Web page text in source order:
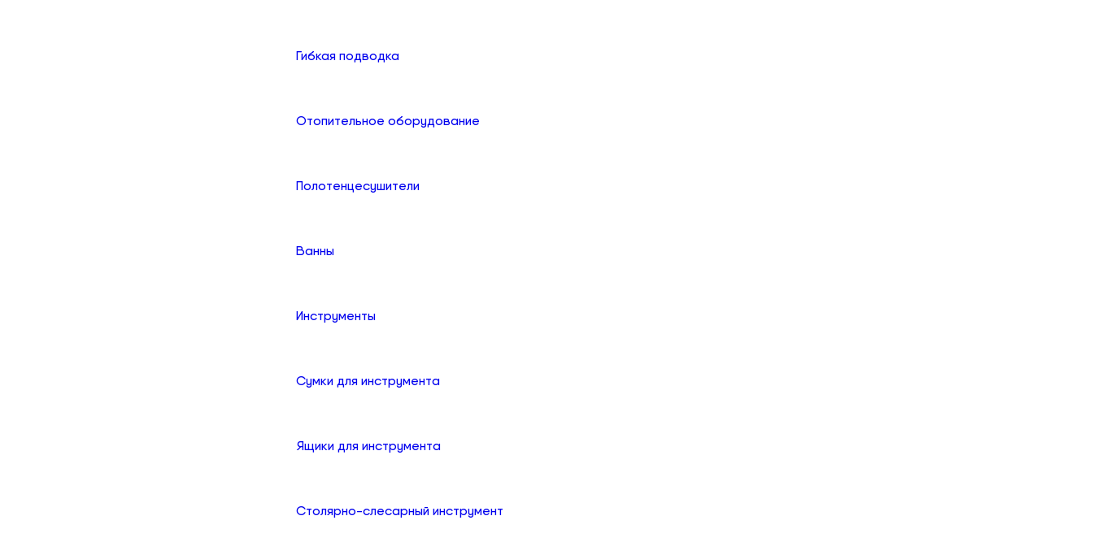
Гибкая подводка
Отопительное оборудование
Полотенцесушители
Ванны
Инструменты
Сумки для инструмента
Ящики для инструмента
Столярно-слесарный инструмент